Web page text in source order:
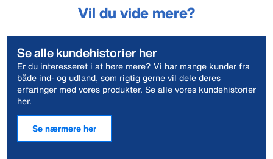
Vil du vide mere?
Se alle kundehistorier her
Er du interesseret i at høre mere? Vi har mange kunder fra
både ind- og udland, som rigtig gerne vil dele deres
erfaringer med vores produkter. Se alle vores kundehistorier
her.
Se nærmere her